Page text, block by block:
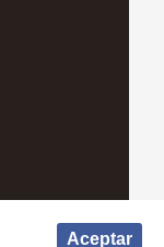
Aceptar